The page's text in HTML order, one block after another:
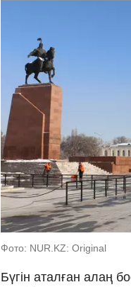
Фото: NUR.KZ: Original
Бүгін аталған алаң